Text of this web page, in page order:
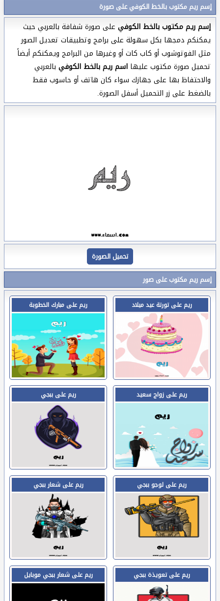
إسم ريم مكتوب بالخط الكوفي على صورة
إسم ريم مكتوب بالخط الكوفي على صورة شفافة بالعربي حيث
يمكنكم دمجها بكل سهولة على برامج وتطبيقات تعديل الصور
مثل الفوتوشوب أو كاب كات أو وغيرها من البرامج ويمكنكم أيضاً
تحميل صورة مكتوب عليها اسم ريم بالخط الكوفي بالعربي
والاحتفاظ بها على جهازك سواء كان هاتف أو حاسوب فقط
بالضغط على زر التحميل أسفل الصورة.
تحميل الصورة
إسم ريم مكتوب على صور
ريم على تورتة عيد ميلاد ريم على مبارك الخطوبة
ريم على زواج سعيد ريم على ببجي
ريم على لوجو ببجي ريم على شعار ببجي
ريم على تعويذة ببجي ريم على شعار ببجي موبايل